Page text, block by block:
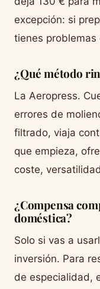
excepción: si
tienes problemas
¿Qué método
La Aeropress.
errores de
filtrado, viaja
que empieza,
coste,
¿Compensa
doméstica?
Solo si vas a
inversión. Para
de especialidad,